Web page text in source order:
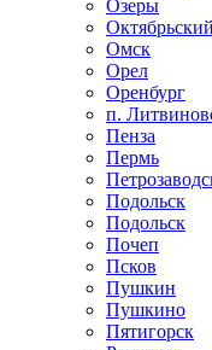
Озеры
Октябрьский
Омск
Орел
Оренбург
п.
Пенза
Пермь
Подольск
Подольск
Почеп
Псков
Пушкин
Пушкино
Пятигорск